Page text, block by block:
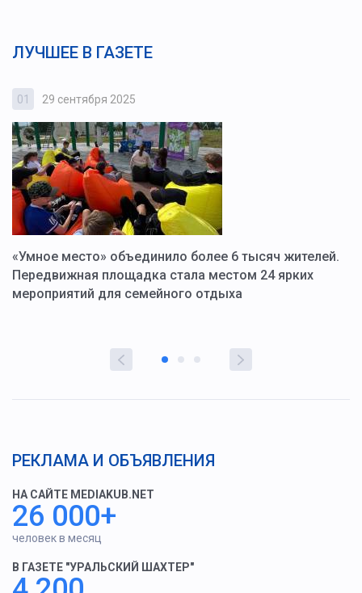
ЛУЧШЕЕ В ГАЗЕТЕ
01 29 сентября 2025
«Умное место» объединило более 6 тысяч жителей.
Передвижная площадка стала местом 24 ярких
мероприятий для семейного отдыха
РЕКЛАМА И ОБЪЯВЛЕНИЯ
НА САЙТЕ MEDIAKUB.NET
26 000+
человек в месяц
В ГАЗЕТЕ "УРАЛЬСКИЙ ШАХТЕР"